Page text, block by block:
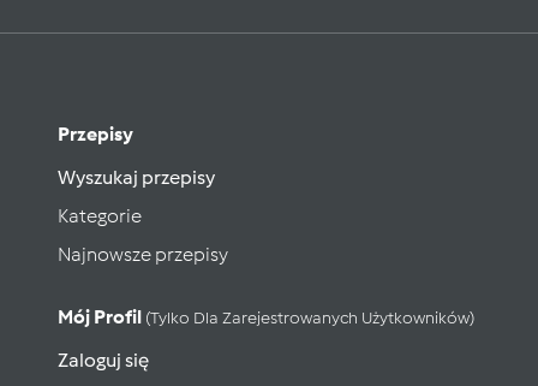
Przepisy
Wyszukaj przepisy
Kategorie
Najnowsze przepisy
Mój Profil (tylko Dla Zarejestrowanych Użytkowników)
Zaloguj się